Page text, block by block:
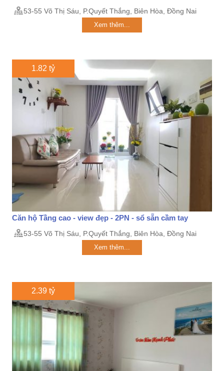
53-55 Võ Thị Sáu, P.Quyết Thắng, Biên Hòa, Đồng Nai
Xem thêm...
1.82 tỷ
Căn hộ Tầng cao - view đẹp - 2PN - sổ sẵn cầm tay
53-55 Võ Thị Sáu, P.Quyết Thắng, Biên Hòa, Đồng Nai
Xem thêm...
2.39 tỷ